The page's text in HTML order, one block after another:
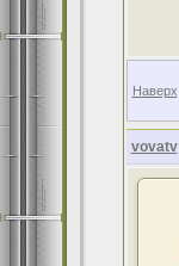
Наверх
vovatv